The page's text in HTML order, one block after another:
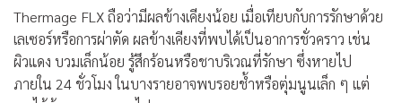
Thermage FLX ถือว่ามีผลข้างเคียงน้อย เมื่อเทียบกับการรักษาด้วย
เลเซอร์หรือการผ่าตัด ผลข้างเคียงที่พบได้เป็นอาการชั่วคราว เช่น
ผิวแดง บวมเล็กน้อย รู้สึกร้อนหรือชาบริเวณที่รักษา ซึ่งหายไป
ภายใน 24 ชั่วโมง ในบางรายอาจพบรอยช้ำหรือตุ่มนูนเล็ก ๆ แต่